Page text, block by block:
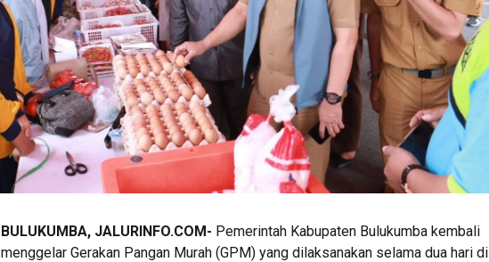
BULUKUMBA, JALURINFO.COM- Pemerintah Kabupaten Bulukumba kembali
menggelar Gerakan Pangan Murah (GPM) yang dilaksanakan selama dua hari di